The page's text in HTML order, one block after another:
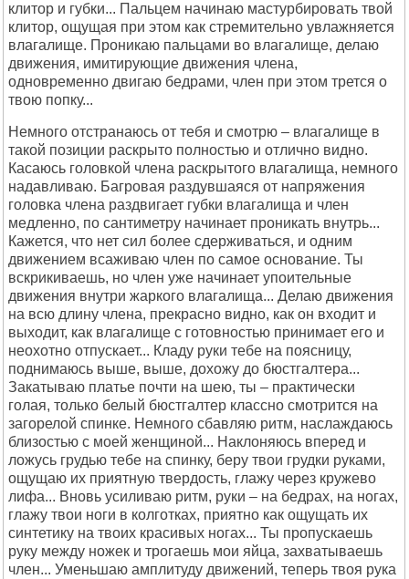
клитор и губки... Пальцем начинаю мастурбировать твой
клитор, ощущая при этом как стремительно увлажняется
влагалище. Проникаю пальцами во влагалище, делаю
движения, имитирующие движения члена,
одновременно двигаю бедрами, член при этом трется о
твою попку...
Немного отстранаюсь от тебя и смотрю – влагалище в
такой позиции раскрыто полностью и отлично видно.
Касаюсь головкой члена раскрытого влагалища, немного
надавливаю. Багровая раздувшаяся от напряжения
головка члена раздвигает губки влагалища и член
медленно, по сантиметру начинает проникать внутрь...
Кажется, что нет сил более сдерживаться, и одним
движением всаживаю член по самое основание. Ты
вскрикиваешь, но член уже начинает упоительные
движения внутри жаркого влагалища... Делаю движения
на всю длину члена, прекрасно видно, как он входит и
выходит, как влагалище с готовностью принимает его и
неохотно отпускает... Кладу руки тебе на поясницу,
поднимаюсь выше, выше, дохожу до бюстгалтера...
Закатываю платье почти на шею, ты – практически
голая, только белый бюстгалтер классно смотрится на
загорелой спинке. Немного сбавляю ритм, наслаждаюсь
близостью с моей женщиной... Наклоняюсь вперед и
ложусь грудью тебе на спинку, беру твои грудки руками,
ощущаю их приятную твердость, глажу через кружево
лифа... Вновь усиливаю ритм, руки – на бедрах, на ногах,
глажу твои ноги в колготках, приятно как ощущать их
синтетику на твоих красивых ногах... Ты пропускаешь
руку между ножек и трогаешь мои яйца, захватываешь
член... Уменьшаю амплитуду движений, теперь твоя рука